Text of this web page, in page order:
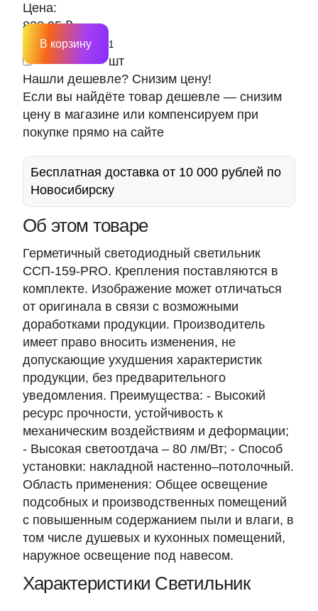
Цена:
838.95 ₽
шт
В корзину
Нашли дешевле? Снизим цену!
Если вы найдёте товар дешевле — снизим
цену в магазине или компенсируем при
покупке прямо на сайте
Бесплатная доставка от 10 000 рублей по
Новосибирску
Об этом товаре
Герметичный светодиодный светильник
ССП-159-PRO. Крепления поставляются в
комплекте. Изображение может отличаться
от оригинала в связи с возможными
доработками продукции. Производитель
имеет право вносить изменения, не
допускающие ухудшения характеристик
продукции, без предварительного
уведомления. Преимущества: - Высокий
ресурс прочности, устойчивость к
механическим воздействиям и деформации;
- Высокая светоотдача – 80 лм/Вт; - Способ
установки: накладной настенно–потолочный.
Область применения: Oбщее освещение
подсобных и производственных помещений
с повышенным содержанием пыли и влаги, в
том числе душевых и кухонных помещений,
наружное освещение под навесом.
Характеристики Светильник